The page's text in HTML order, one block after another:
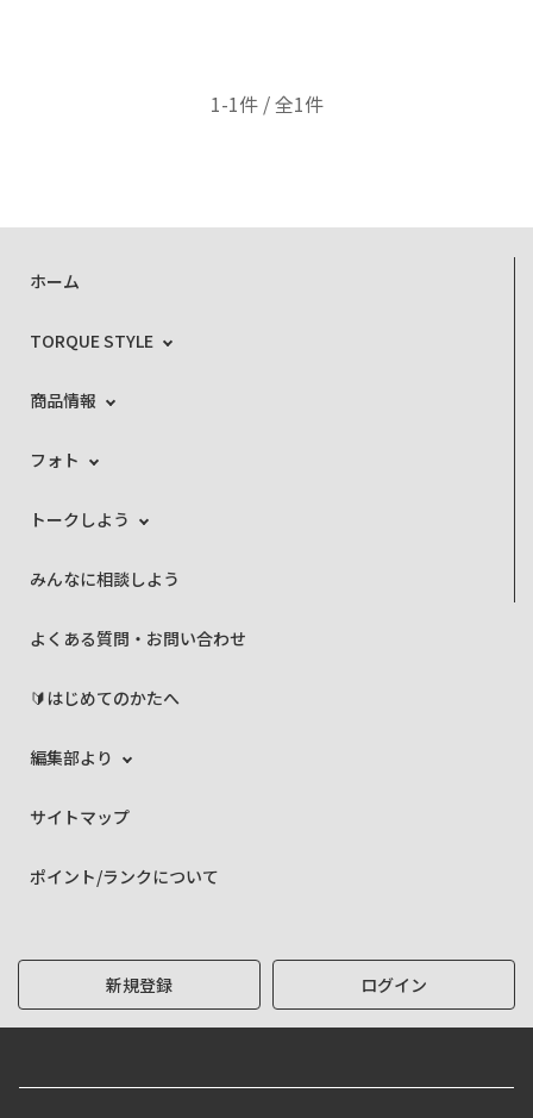
1-1件 / 全1件
ホーム
TORQUE STYLE
商品情報
フォト
トークしよう
みんなに相談しよう
よくある質問・お問い合わせ
🔰はじめてのかたへ
編集部より
サイトマップ
ポイント/ランクについて
新規登録 ログイン